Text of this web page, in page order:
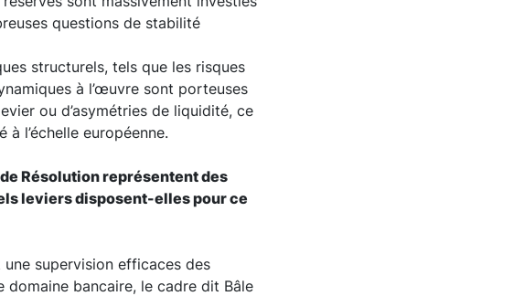
questions de stabilité
structurels, tels que les risques
à l’œuvre sont porteuses
ou d’asymétries de liquidité, ce
l’échelle européenne.
Résolution représentent des
leviers disposent-elles pour ce
supervision efficaces des
domaine bancaire, le cadre dit Bâle